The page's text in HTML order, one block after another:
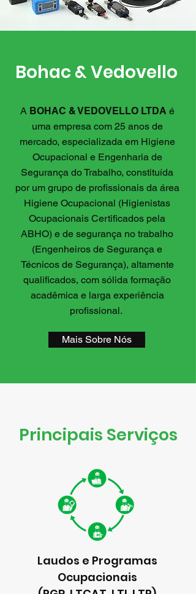
Bohac & Vedovello
A BOHAC & VEDOVELLO LTDA é
uma empresa com 25 anos de
mercado, especializada em Higiene
Ocupacional e Engenharia de
Segurança do Trabalho, constituída
por um grupo de profissionais da área
Higiene Ocupacional (Higienistas
Ocupacionais Certificados pela
ABHO) e de segurança no trabalho
(Engenheiros de Segurança e
Técnicos de Segurança), altamente
qualificados, com sólida formação
acadêmica e larga experiência
profissional.
Mais Sobre Nós
Principais Serviços
Laudos e Programas
Ocupacionais